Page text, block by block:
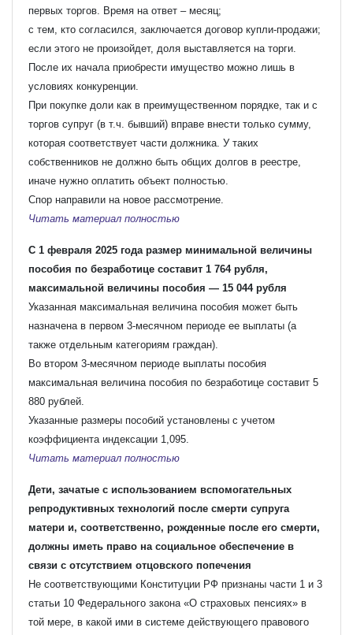
первых торгов. Время на ответ – месяц;
с тем, кто согласился, заключается договор купли-продажи;
если этого не произойдет, доля выставляется на торги.
После их начала приобрести имущество можно лишь в
условиях конкуренции.
При покупке доли как в преимущественном порядке, так и с
торгов супруг (в т.ч. бывший) вправе внести только сумму,
которая соответствует части должника. У таких
собственников не должно быть общих долгов в реестре,
иначе нужно оплатить объект полностью.
Спор направили на новое рассмотрение.
Читать материал полностью
С 1 февраля 2025 года размер минимальной величины
пособия по безработице составит 1 764 рубля,
максимальной величины пособия — 15 044 рубля
Указанная максимальная величина пособия может быть
назначена в первом 3-месячном периоде ее выплаты (а
также отдельным категориям граждан).
Во втором 3-месячном периоде выплаты пособия
максимальная величина пособия по безработице составит 5
880 рублей.
Указанные размеры пособий установлены с учетом
коэффициента индексации 1,095.
Читать материал полностью
Дети, зачатые с использованием вспомогательных
репродуктивных технологий после смерти супруга
матери и, соответственно, рожденные после его смерти,
должны иметь право на социальное обеспечение в
связи с отсутствием отцовского попечения
Не соответствующими Конституции РФ признаны части 1 и 3
статьи 10 Федерального закона «О страховых пенсиях» в
той мере, в какой ими в системе действующего правового